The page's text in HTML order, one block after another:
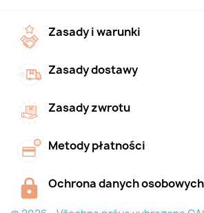
Zasady i warunki
Zasady dostawy
Zasady zwrotu
Metody płatności
Ochrona danych osobowych